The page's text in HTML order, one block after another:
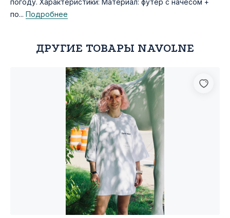
погоду. Характеристики: Материал: футер с начесом +
по... Подробнее
ДРУГИЕ ТОВАРЫ NAVOLNE